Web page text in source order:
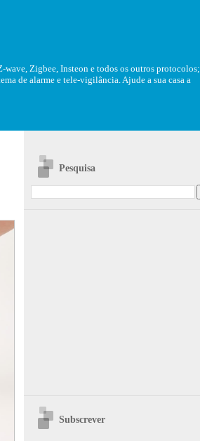
Zigbee, Insteon e todos os outros protocolos;
de alarme e tele-vigilância. Ajude a sua casa a
Pesquisa
Subscrever